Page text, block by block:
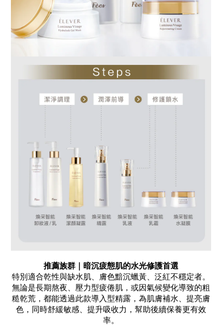
推薦族群｜暗沉疲態肌的水光修護首選
特別適合乾性與缺水肌、膚色黯沉蠟黃、泛紅不穩定者。
無論是長期熬夜、壓力型疲倦肌，或因氣候變化導致的粗
糙乾荒，都能透過此款導入型精露，為肌膚補水、提亮膚
色，同時舒緩敏感、提升吸收力，幫助後續保養更有效
率。